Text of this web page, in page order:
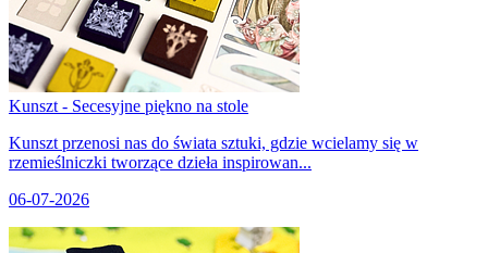
Kunszt - Secesyjne piękno na stole
Kunszt przenosi nas do świata sztuki, gdzie wcielamy się w
rzemieślniczki tworzące dzieła inspirowan...
06-07-2026